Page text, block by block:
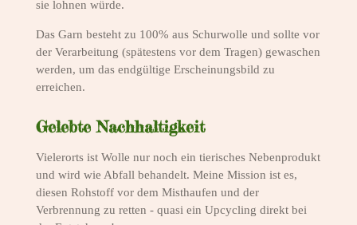
sie lohnen würde.
Das Garn besteht zu 100% aus Schurwolle und sollte vor
der Verarbeitung (spätestens vor dem Tragen) gewaschen
werden, um das endgültige Erscheinungsbild zu
erreichen.
Gelebte Nachhaltigkeit
Vielerorts ist Wolle nur noch ein tierisches Nebenprodukt
und wird wie Abfall behandelt. Meine Mission ist es,
diesen Rohstoff vor dem Misthaufen und der
Verbrennung zu retten - quasi ein Upcycling direkt bei